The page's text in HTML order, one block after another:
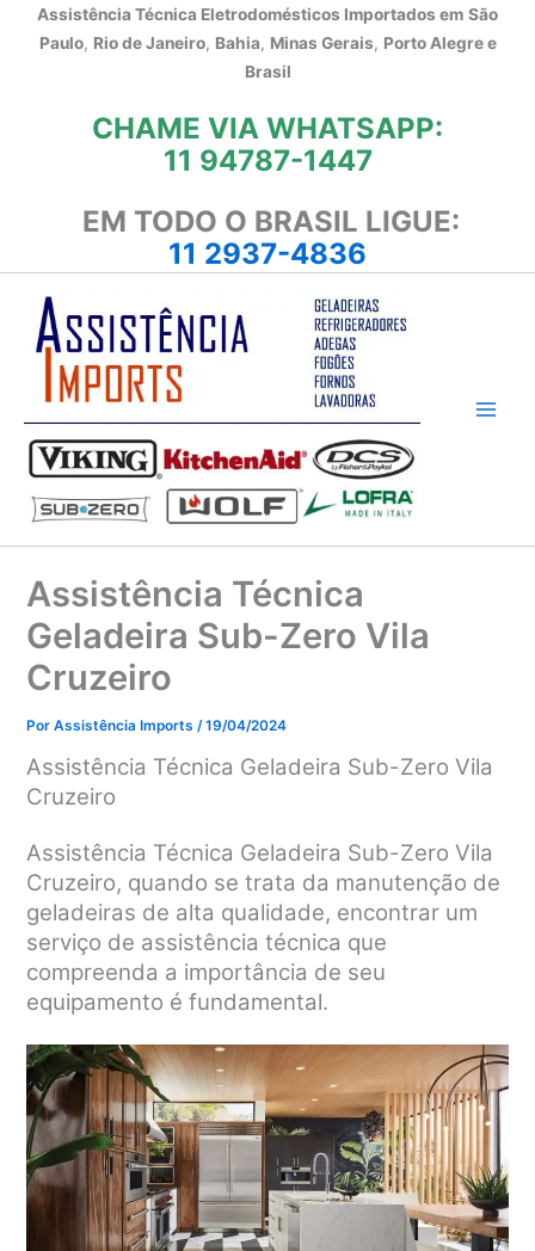
Assistência Técnica Eletrodomésticos Importados em São
Paulo, Rio de Janeiro, Bahia, Minas Gerais, Porto Alegre e
Brasil
CHAME VIA WHATSAPP:
11 94787-1447
EM TODO O BRASIL LIGUE:
11 2937-4836
Assistência Técnica
Geladeira Sub-Zero Vila
Cruzeiro
PorAssistência Imports/19/04/2024
Assistência Técnica Geladeira Sub-Zero Vila
Cruzeiro
Assistência Técnica Geladeira Sub-Zero Vila
Cruzeiro, quando se trata da manutenção de
geladeiras de alta qualidade, encontrar um
serviço de assistência técnica que
compreenda a importância de seu
equipamento é fundamental.